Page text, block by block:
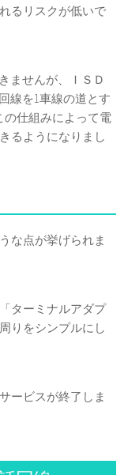
るリスクが低いで
ませんが、ＩＳＤ
線を1車線の道とす
の仕組みによって電
るようになりまし
な点が挙げられま
ターミナルアダプ
りをシンプルにし
ービスが終了しま